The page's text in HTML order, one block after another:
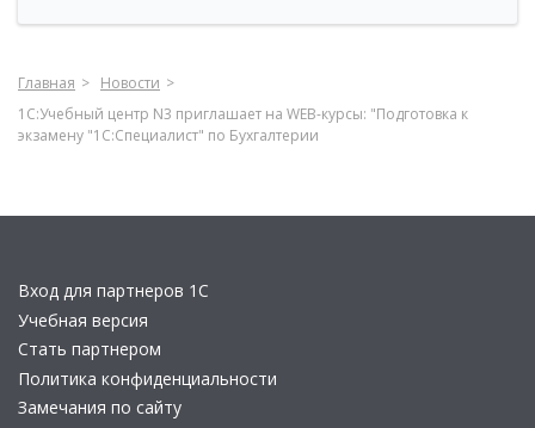
Главная
Новости
1С:Учебный центр N3 приглашает на WEB-курсы: "Подготовка к
экзамену "1С:Специалист" по Бухгалтерии
Вход для партнеров 1С
Учебная версия
Стать партнером
Политика конфиденциальности
Замечания по сайту